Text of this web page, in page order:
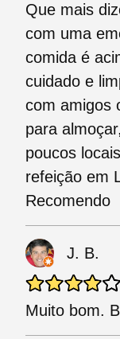
Que mais
com uma
comida é
cuidado e
com amigos
para
poucos
refeição em
Recomendo
J. B.
Muito bom.